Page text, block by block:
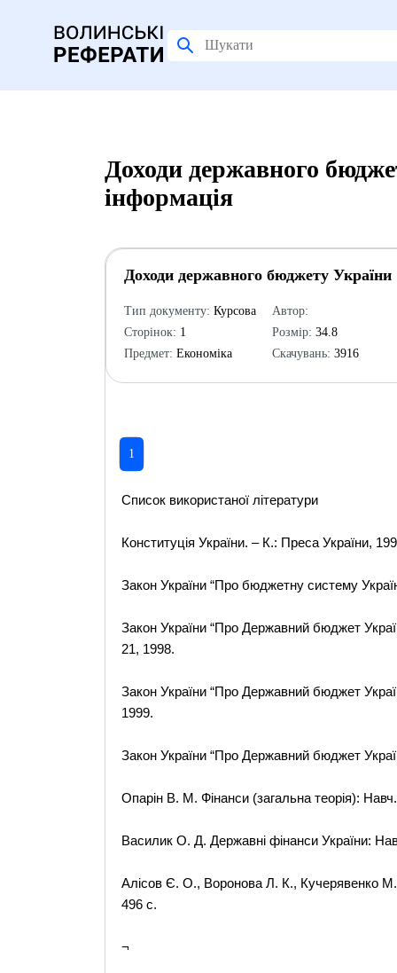
Доходи державного
інформація
Доходи державного бюджету України
Тип документу: Курсова
Сторінок: 1
Предмет: Економіка
Автор:
Розмір: 34.8
Скачувань: 3916
1
Список використаної літератури
Конституція України. – К.: Преса України,
Закон України “Про бюджетну систему
Закон України “Про Державний бюджет
21, 1998.
Закон України “Про Державний бюджет
1999.
Закон України “Про Державний бюджет
Опарін В. М. Фінанси (загальна теорія):
Василик О. Д. Державні фінанси України:
Алісов Є. О., Воронова Л. К., Кучерявенко М.
496 с.
¬